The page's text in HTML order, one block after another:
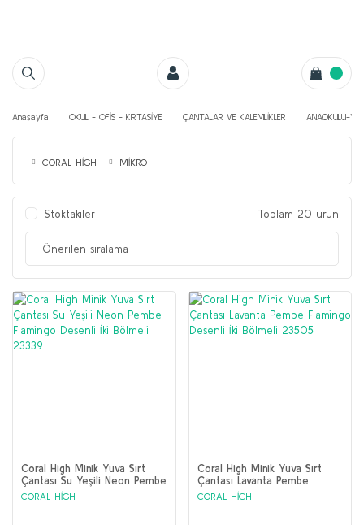
Anasayfa OKUL - OFİS - KIRTASİYE ÇANTALAR VE KALEMLİKLER ANAOKULU-
CORAL HİGH MİKRO
Stoktakiler Toplam 20 ürün
Coral High Minik Yuva Sırt
Çantası Su Yeşili Neon Pembe
Flamingo Desenli İki Bölmeli
CORAL HİGH
Coral High Minik Yuva Sırt
Çantası Lavanta Pembe
Flamingo Desenli İki Bölmeli
CORAL HİGH